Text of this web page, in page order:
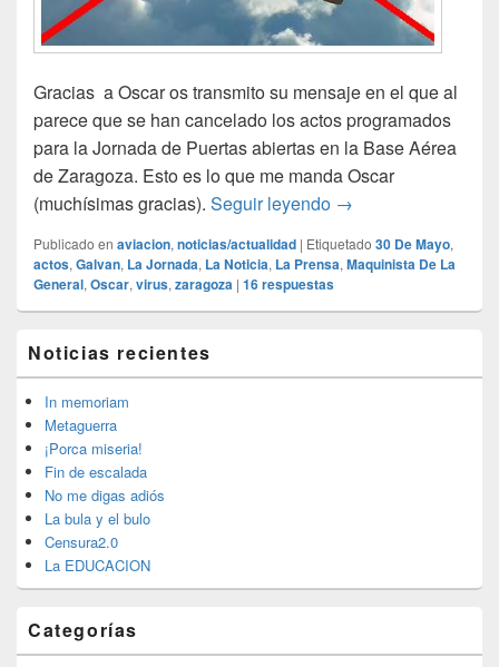
Gracias a Oscar os transmito su mensaje en el que al
parece que se han cancelado los actos programados
para la Jornada de Puertas abiertas en la Base Aérea
de Zaragoza. Esto es lo que me manda Oscar
(muchísimas gracias). Seguir leyendo Jornada de Puertas
→
Publicado en aviacion, noticias/actualidad | Etiquetado 30 De Mayo,
actos, Galvan, La Jornada, La Noticia, La Prensa, Maquinista De La
General, Oscar, virus, zaragoza | 16respuestas
área
de
widget
barra
lateral
primaria
Noticias recientes
In memoriam
Metaguerra
¡Porca miseria!
Fin de escalada
No me digas adiós
La bula y el bulo
Censura2.0
La EDUCACION
Categorías